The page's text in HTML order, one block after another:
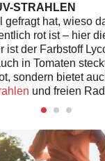
STRAHLEN
gefragt hat, wieso
rot ist – hier
ist der Farbstoff
in Tomaten
sondern bietet
und freien